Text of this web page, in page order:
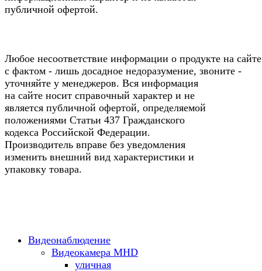
публичной офертой.
Любое несоответствие информации о продукте на сайте
с фактом - лишь досадное недоразумение, звоните -
уточняйте у менеджеров. Вся информация
на сайте носит справочный характер и не
является публичной офертой, определяемой
положениями Статьи 437 Гражданского
кодекса Российской Федерации.
Производитель вправе без уведомления
изменить внешний вид характеристики и
упаковку товара.
Видеонаблюдение
Видеокамера MНD
уличная